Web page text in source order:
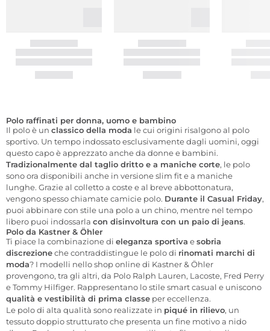
Polo raffinati per donna, uomo e bambino
Il polo è un classico della moda le cui origini risalgono al polo
sportivo. Un tempo indossato esclusivamente dagli uomini, oggi
questo capo è apprezzato anche da donne e bambini.
Tradizionalmente dal taglio dritto e a maniche corte, le polo
sono ora disponibili anche in versione slim fit e a maniche
lunghe. Grazie al colletto a coste e al breve abbottonatura,
vengono spesso chiamate camicie polo. Durante il Casual Friday,
puoi abbinare con stile una polo a un chino, mentre nel tempo
libero puoi indossarla con disinvoltura con un paio di jeans.
Polo da Kastner & Öhler
Ti piace la combinazione di eleganza sportiva esobria
discrezioneche contraddistingue le polo di rinomati marchi di
moda? I modelli nello shop online di Kastner & Öhler
provengono, tra gli altri, da Polo Ralph Lauren, Lacoste, Fred Perry
e Tommy Hilfiger. Rappresentano lo stile smart casual e uniscono
qualità e vestibilità di prima classe per eccellenza.
Le polo di alta qualità sono realizzate in piqué in rilievo, un
tessuto doppio strutturato che presenta un fine motivo a nido